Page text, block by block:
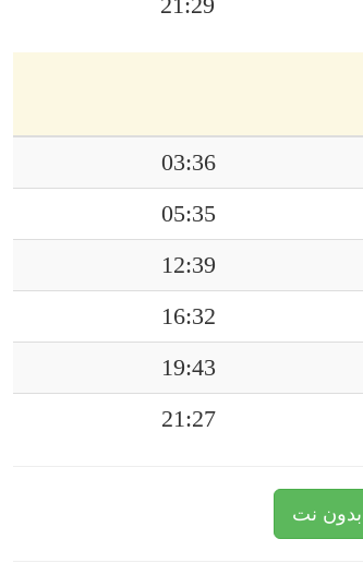
21:29
03:36
05:35
12:39
16:32
19:43
21:27
بدون نت